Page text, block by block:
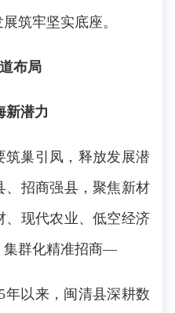
筑牢坚实底座。
布局
新潜力
筑巢引凤，释放发展潜
、招商强县，聚焦新材
、现代农业、低空经济
集群化精准招商―
年以来，闽清县深耕数